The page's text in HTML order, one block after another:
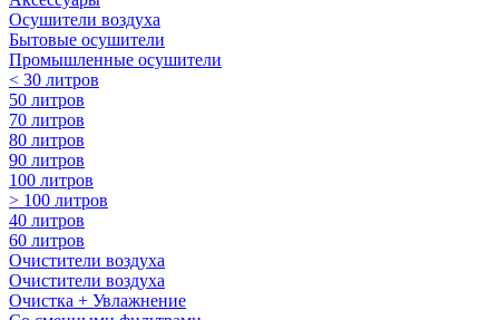
Осушители воздуха
Бытовые осушители
Промышленные осушители
< 30 литров
50 литров
70 литров
80 литров
90 литров
100 литров
> 100 литров
40 литров
60 литров
Очистители воздуха
Очистители воздуха
Очистка + Увлажнение